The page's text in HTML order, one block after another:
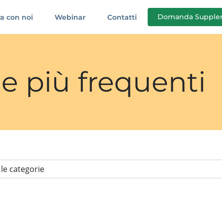
con noi Webinar Contatti Domanda
più frequenti